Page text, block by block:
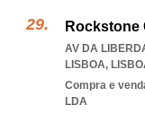
Rockstone
AV DA
LISBOA,
Compra e
LDA